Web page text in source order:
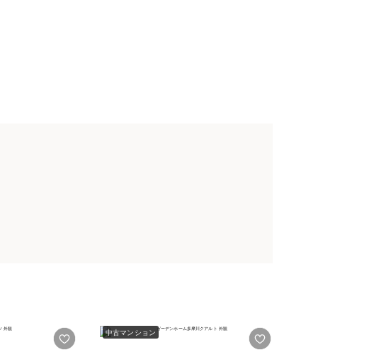
中古マンション